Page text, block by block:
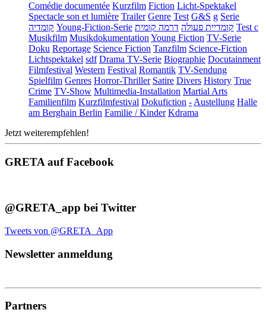
Comédie documentée Kurzfilm Fiction Licht-Spektakel
Spectacle son et lumière Trailer Genre Test G&S g Serie
קומדיה Young-Fiction-Serie קומדיית פעולה דרמה קומית
Test c
Musikfilm Musikdokumentation Young Fiction TV-Serie
Doku Reportage Science Fiction Tanzfilm Science-Fiction
Lichtspektakel sdf Drama TV-Serie Biographie Docutainment
Filmfestival Western Festival Romantik TV-Sendung
Spielfilm Genres Horror-Thriller Satire Divers History True
Crime TV-Show Multimedia-Installation Martial Arts
Familienfilm Kurzfilmfestival Dokufiction - Austellung Halle
am Berghain Berlin Familie / Kinder Kdrama
Jetzt weiterempfehlen!
GRETA auf Facebook
@GRETA_app bei Twitter
Tweets von @GRETA_App
Newsletter anmeldung
Partners